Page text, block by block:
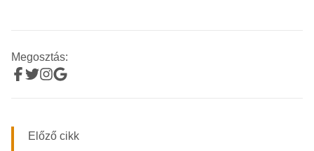
Megosztás:
Előző cikk